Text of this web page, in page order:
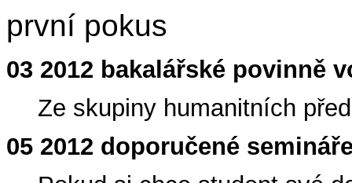
první pokus
03 2012 bakalářské povinně
Ze skupiny humanitních
05 2012 doporučené